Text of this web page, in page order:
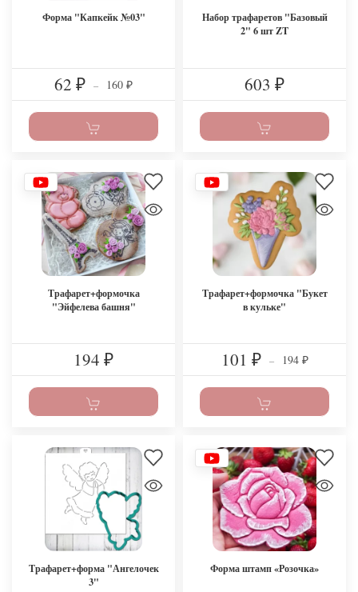
Форма "Капкейк №03"
62 ₽ – 160 ₽
Набор трафаретов "Базовый
2" 6 шт ZT
603 ₽
Трафарет+формочка
"Эйфелева башня"
194 ₽
Трафарет+формочка "Букет
в кульке"
101 ₽ – 194 ₽
Трафарет+форма "Ангелочек
3"
Форма штамп «Розочка»